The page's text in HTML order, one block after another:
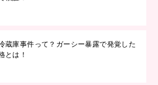
蔵庫事件って？ガーシー暴露で発覚した
とは！